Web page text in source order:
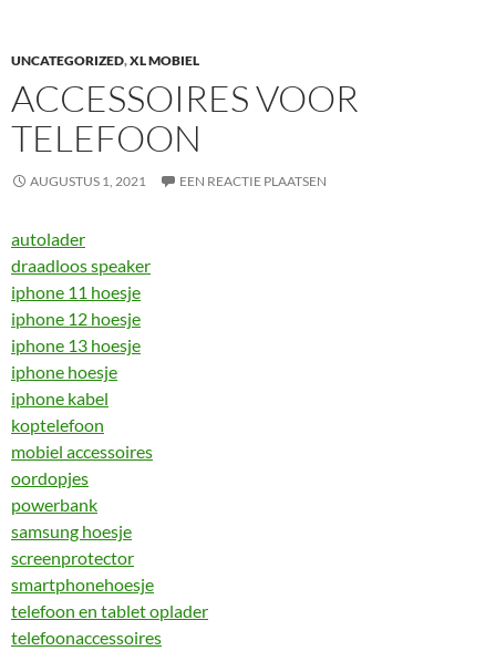
UNCATEGORIZED,XL MOBIEL
ACCESSOIRES VOOR
TELEFOON
AUGUSTUS 1, 2021 EEN REACTIE PLAATSEN
autolader
draadloos speaker
iphone 11 hoesje
iphone 12 hoesje
iphone 13 hoesje
iphone hoesje
iphone kabel
koptelefoon
mobiel accessoires
oordopjes
powerbank
samsung hoesje
screenprotector
smartphonehoesje
telefoon en tablet oplader
telefoonaccessoires